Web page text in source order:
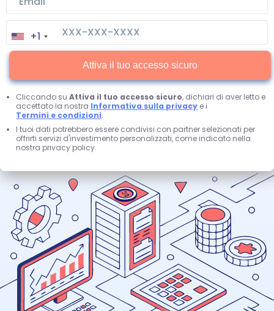
+1
Attiva il tuo accesso sicuro
Cliccando su Attiva il tuo accesso sicuro, dichiari di aver letto e
accettato la nostra Informativa sulla privacy e i
Termini e condizioni.
I tuoi dati potrebbero essere condivisi con partner selezionati per
offrirti servizi d'investimento personalizzati, come indicato nella
nostra privacy policy.